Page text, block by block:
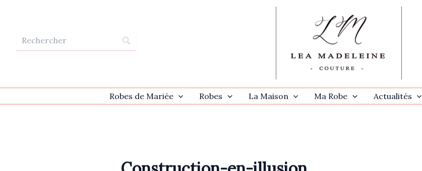
Robes de Mariée Robes La Maison Ma Robe Actualités